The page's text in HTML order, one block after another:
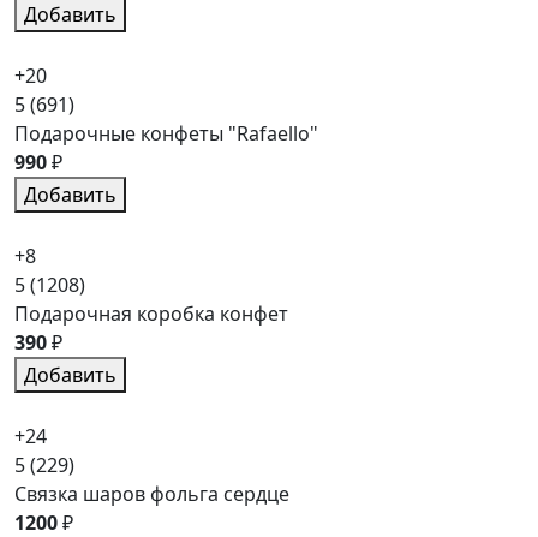
Добавить
+20
5(691)
Подарочные конфеты "Rafaello"
990₽
Добавить
+8
5(1208)
Подарочная коробка конфет
390₽
Добавить
+24
5(229)
Связка шаров фольга сердце
1200₽